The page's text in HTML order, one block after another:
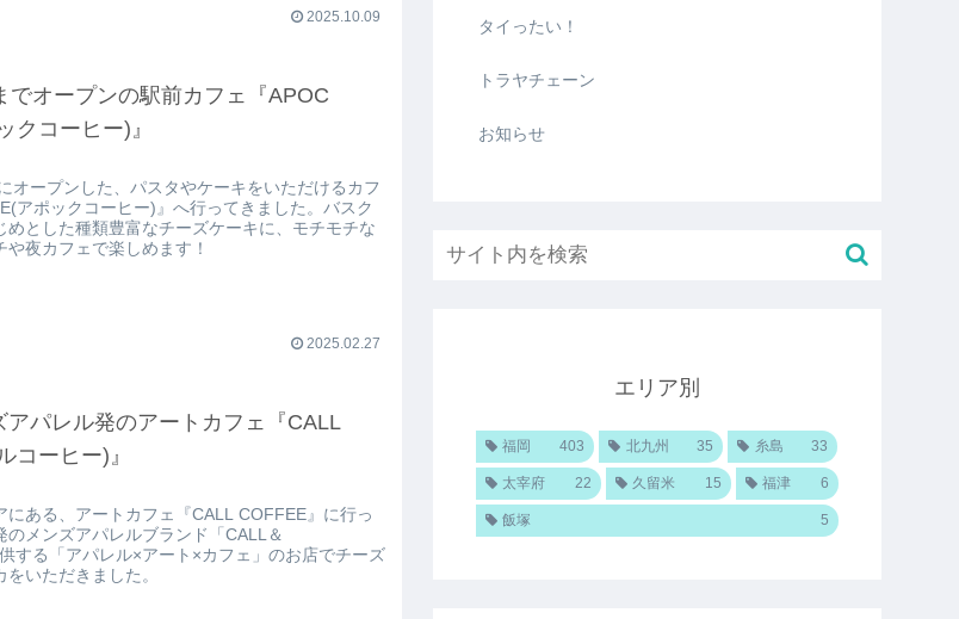
2025.10.09
でオープンの駅前カフェ『APOC
クコーヒー)』
オープンした、パスタやケーキをいただけるカフ
アポックコーヒー)』へ行ってきました。バスク
めとした種類豊富なチーズケーキに、モチモチな
夜カフェで楽しめます！
2025.02.27
アパレル発のアートカフェ『CALL
コーヒー)』
にある、アートカフェ『CALL COFFEE』に行っ
のメンズアパレルブランド「CALL＆
する「アパレル×アート×カフェ」のお店でチーズ
いただきました。
タイったい！
トラヤチェーン
お知らせ
エリア別
福岡 403 北九州 35 糸島 33
太宰府 22 久留米 15 福津 6
飯塚 5